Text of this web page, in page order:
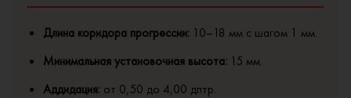
Длина коридора прогрессии: 10–18 мм с шагом 1 мм.
Минимальная установочная высота: 15 мм.
Аддидация: от 0,50 до 4,00 дптр.